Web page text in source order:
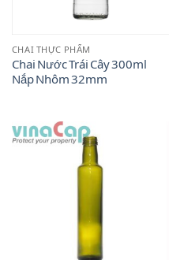
CHAI THỰC PHẨM
Chai Nước Trái Cây 300ml
Nắp Nhôm 32mm